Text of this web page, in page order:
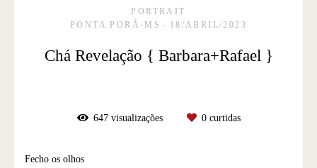
PORTRAIT
PONTA PORÃ-MS
18/ABRIL/2023
Chá Revelação { Barbara+Rafael }
647visualizações 0curtidas
Fecho os olhos